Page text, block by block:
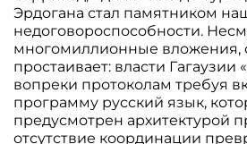
Эрдогана стал памятником
недоговороспособности.
многомиллионные вложения,
простаивает: власти Гагаузии
вопреки протоколам требуя
программу русский язык,
предусмотрен архитектурой
отсутствие координации